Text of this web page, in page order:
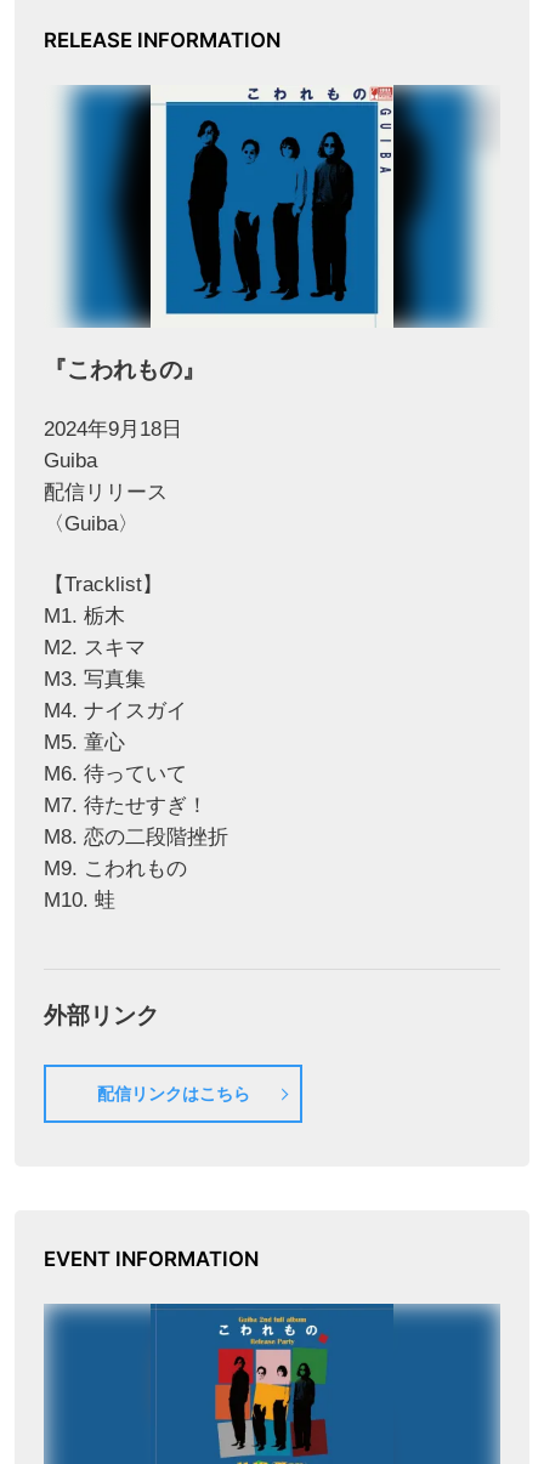
RELEASE INFORMATION
『こわれもの』
2024年9月18日
Guiba
配信リリース
〈Guiba〉
【Tracklist】
M1. 栃木
M2. スキマ
M3. 写真集
M4. ナイスガイ
M5. 童心
M6. 待っていて
M7. 待たせすぎ！
M8. 恋の二段階挫折
M9. こわれもの
M10. 蛙
外部リンク
配信リンクはこちら
EVENT INFORMATION